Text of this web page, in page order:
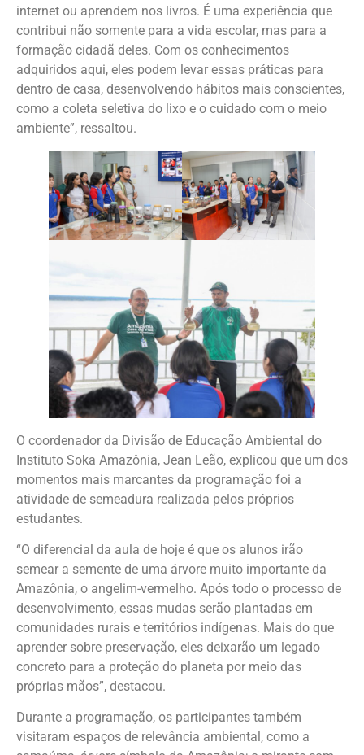
internet ou aprendem nos livros. É uma experiência que
contribui não somente para a vida escolar, mas para a
formação cidadã deles. Com os conhecimentos
adquiridos aqui, eles podem levar essas práticas para
dentro de casa, desenvolvendo hábitos mais conscientes,
como a coleta seletiva do lixo e o cuidado com o meio
ambiente”, ressaltou.
O coordenador da Divisão de Educação Ambiental do
Instituto Soka Amazônia, Jean Leão, explicou que um dos
momentos mais marcantes da programação foi a
atividade de semeadura realizada pelos próprios
estudantes.
“O diferencial da aula de hoje é que os alunos irão
semear a semente de uma árvore muito importante da
Amazônia, o angelim-vermelho. Após todo o processo de
desenvolvimento, essas mudas serão plantadas em
comunidades rurais e territórios indígenas. Mais do que
aprender sobre preservação, eles deixarão um legado
concreto para a proteção do planeta por meio das
próprias mãos”, destacou.
Durante a programação, os participantes também
visitaram espaços de relevância ambiental, como a